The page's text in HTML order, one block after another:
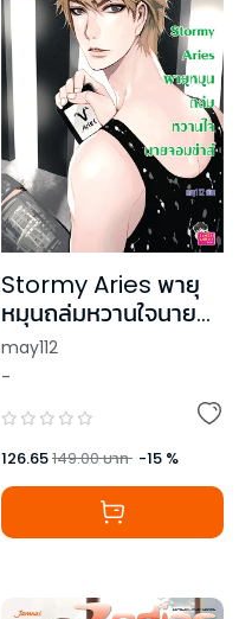
Stormy Aries พายุ
หมุนถล่มหวานใจนาย
จอมซ่าส์
may112
-
126.65149.00บาท -15 %